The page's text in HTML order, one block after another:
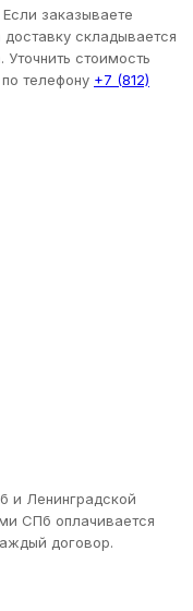
заказываете
складывается
стоимость
телефону +7 (812)
и Ленинградской
СПб оплачивается
договор.